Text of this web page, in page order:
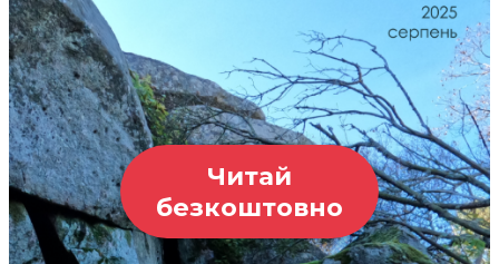
Читай
безкоштовно